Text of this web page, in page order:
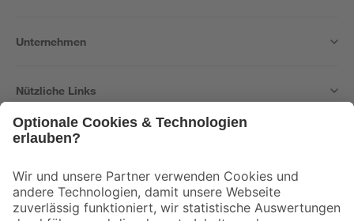
Unternehmen
Nützliche Links
Der toom Newsletter: Keine Angebote und Aktionen mehr verpassen!
Zur Newsletter Anmeldung